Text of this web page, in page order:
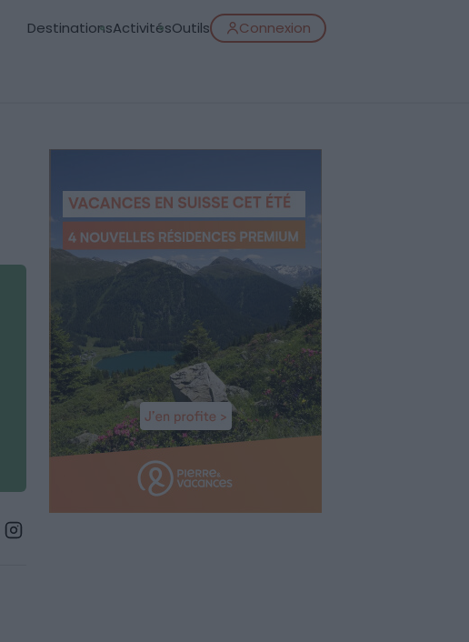
DestinationsActivitésOutils Connexion